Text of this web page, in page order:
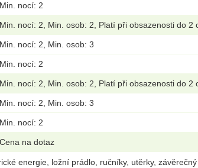
Min. nocí: 2
Min. nocí: 2, Min. osob: 2, Platí při obsazenosti do 2
Min. nocí: 2, Min. osob: 3
Min. nocí: 2
Min. nocí: 2, Min. osob: 2, Platí při obsazenosti do 2
Min. nocí: 2, Min. osob: 3
Min. nocí: 2
Cena na dotaz
energie, ložní prádlo, ručníky, utěrky,